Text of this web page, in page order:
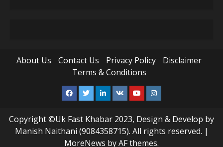
About Us Contact Us Privacy Policy
Disclaimer
Terms & Conditions
Facebook
TwitterLinkedin
VK YoutubeInstagram
Copyright ©Uk Fast Khabar 2023, Design & Develop by
Manish Naithani (9084358715). All rights reserved. |
MoreNews by AF themes.